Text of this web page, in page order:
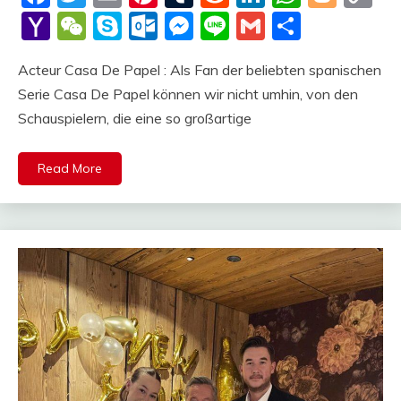
Yahoo
WeChat
SkypeOutlook.com
Messenger
LineGmail
Acteur Casa De Papel : Als Fan der beliebten spanischen
Serie Casa De Papel können wir nicht umhin, von den
Schauspielern, die eine so großartige
Read More